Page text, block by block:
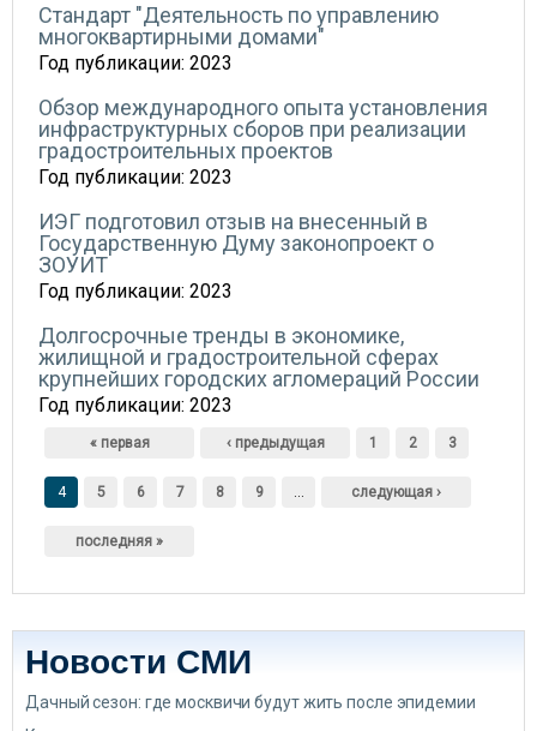
Стандарт "Деятельность по управлению
многоквартирными домами"
Год публикации: 2023
Обзор международного опыта установления
инфраструктурных сборов при реализации
градостроительных проектов
Год публикации: 2023
ИЭГ подготовил отзыв на внесенный в
Государственную Думу законопроект о
ЗОУИТ
Год публикации: 2023
Долгосрочные тренды в экономике,
жилищной и градостроительной сферах
крупнейших городских агломераций России
Год публикации: 2023
Страницы
« первая ‹ предыдущая 1 2 3
4 5 6 7 8 9 следующая ›
последняя »
Новости СМИ
Дачный сезон: где москвичи будут жить после эпидемии